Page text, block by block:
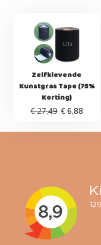
Zelfklevende
Kunstgras Tape (75%
Korting)
€ 27,49 € 6,88